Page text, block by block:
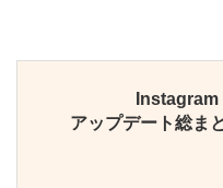
アップデート総ま